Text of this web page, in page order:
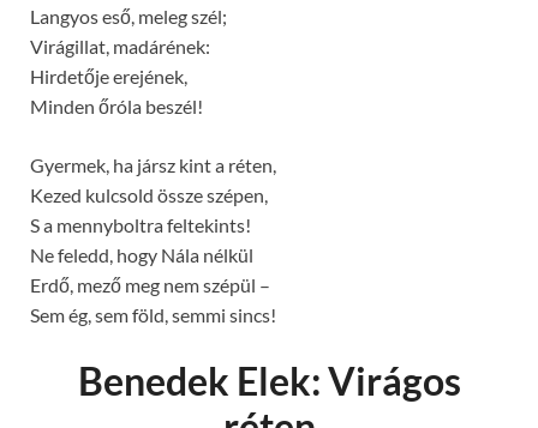
Langyos eső, meleg szél;
Virágillat, madárének:
Hirdetője erejének,
Minden őróla beszél!
Gyermek, ha jársz kint a réten,
Kezed kulcsold össze szépen,
S a mennyboltra feltekints!
Ne feledd, hogy Nála nélkül
Erdő, mező meg nem szépül –
Sem ég, sem föld, semmi sincs!
Benedek Elek: Virágos